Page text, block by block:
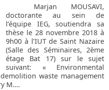
Marjan MOUSAVI,
doctorante au sein de
l’équipe IEG, soutiendra sa
thèse le 28 novembre 2018 à
9h00 à l’IUT de Saint Nazaire
(Salle des Séminaires, 2ème
étage Bat 17) sur le sujet
suivant: « Environmental
waste management
M.…